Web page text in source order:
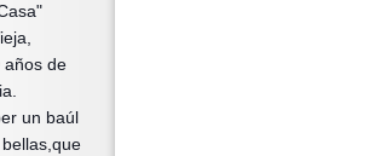
años de
un baúl